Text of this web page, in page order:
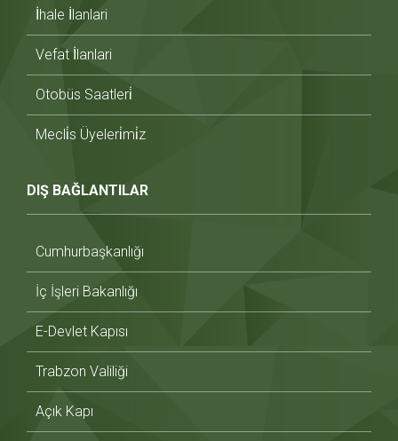
İhale İlanlari
Vefat İlanlari
Otobüs Saatleri̇
Mecli̇s Üyeleri̇mi̇z
DIŞ BAĞLANTILAR
Cumhurbaşkanlığı
İç İşleri Bakanlığı
E-Devlet Kapısı
Trabzon Valiliği
Açık Kapı